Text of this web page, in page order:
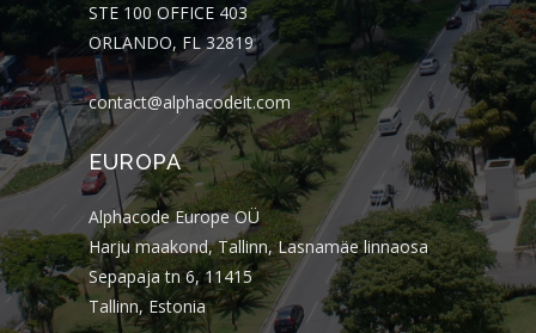
STE 100 OFFICE 403
ORLANDO, FL 32819
contact@alphacodeit.com
EUROPA
Alphacode Europe OÜ
Harju maakond, Tallinn, Lasnamäe linnaosa
Sepapaja tn 6, 11415
Tallinn, Estonia